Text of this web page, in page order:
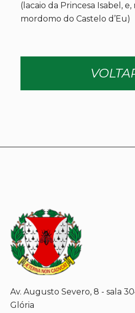
(lacaio da Princesa Isabel, e,
mordomo do Castelo d’Eu)
Av. Augusto Severo, 8 - sala
Glória